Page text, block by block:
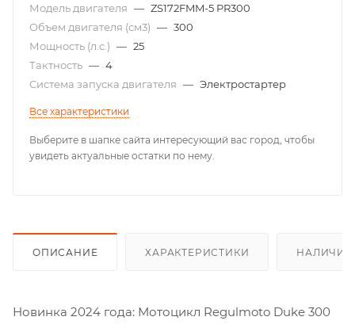
Модель двигателя — ZS172FMM-5 PR300
Объем двигателя (см3) — 300
Мощность (л.с.) — 25
Тактность — 4
Система запуска двигателя — Электростартер
Все характеристики
Выберите в шапке сайта интересующий вас город, чтобы
увидеть актуальные остатки по нему.
ОПИСАНИЕ ХАРАКТЕРИСТИКИ НАЛИЧИЕ
Новинка 2024 года: Мотоцикл Regulmoto Duke 300